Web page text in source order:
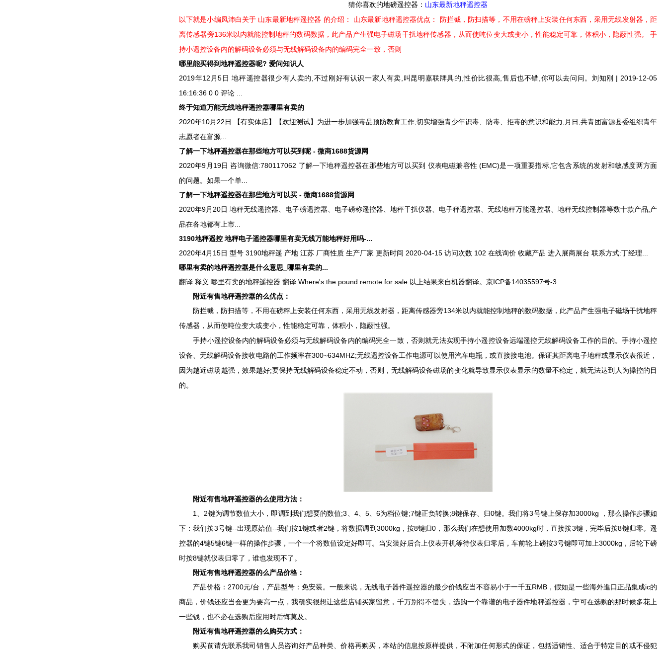
猜你喜欢的地磅遥控器： 山东最新地秤遥控器
以下就是小编凤沛白关于 山东最新地秤遥控器 的介绍： 山东最新地秤遥控器优点： 防拦截，防扫描等，不用在磅秤上安装任何东西，采用无线发射器，距
离传感器旁136米以内就能控制地秤的数码数据，此产品产生强电子磁场干扰地秤传感器，从而使吨位变大或变小，性能稳定可靠，体积小，隐蔽性强。 手
持小遥控设备内的解码设备必须与无线解码设备内的编码完全一致，否则
哪里能买得到地秤遥控器呢? 爱问知识人
2019年12月5日 地秤遥控器很少有人卖的,不过刚好有认识一家人有卖,叫昆明嘉联牌具的,性价比很高,售后也不错,你可以去问问。刘知刚 | 2019-12-05
16:16:36 0 0 评论 ...
终于知道万能无线地秤遥控器哪里有卖的
2020年10月22日 ​​【有实体店】【欢迎测试】为进一步加强毒品预防教育工作,切实增强青少年识毒、防毒、拒毒的意识和能力,月日,共青团富源县委组织青年
志愿者在富源...
了解一下地秤遥控器在那些地方可以买到呢 - 微商1688货源网
2020年9月19日 咨询微信:780117062 了解一下地秤遥控器在那些地方可以买到 仪表电磁兼容性 (EMC)是一项重要指标,它包含系统的发射和敏感度两方面
的问题。如果一个单...
了解一下地秤遥控器在那些地方可以买 - 微商1688货源网
2020年9月20日 地秤无线遥控器、电子磅遥控器、电子磅称遥控器、地秤干扰仪器、电子秤遥控器、无线地秤万能遥控器、地秤无线控制器等数十款产品,产
品在各地都有上市...
3190地秤遥控 地秤电子遥控器哪里有卖无线万能地秤好用吗-...
2020年4月15日 型号 3190地秤遥 产地 江苏 厂商性质 生产厂家 更新时间 2020-04-15 访问次数 102 在线询价 收藏产品 进入展商展台 联系方式:丁经理...
哪里有卖的地秤遥控器是什么意思_哪里有卖的...
翻译 释义 哪里有卖的地秤遥控器 翻译 Where's the pound remote for sale 以上结果来自机器翻译。京ICP备14035597号-3
附近有售地秤遥控器的么优点：
防拦截，防扫描等，不用在磅秤上安装任何东西，采用无线发射器，距离传感器旁134米以内就能控制地秤的数码数据，此产品产生强电子磁场干扰地秤
传感器，从而使吨位变大或变小，性能稳定可靠，体积小，隐蔽性强。
手持小遥控设备内的解码设备必须与无线解码设备内的编码完全一致，否则就无法实现手持小遥控设备远端遥控无线解码设备工作的目的。手持小遥控
设备、无线解码设备接收电路的工作频率在300~634MHZ;无线遥控设备工作电源可以使用汽车电瓶，或直接接电池。保证其距离电子地秤或显示仪表很近，
因为越近磁场越强，效果越好;要保持无线解码设备稳定不动，否则，无线解码设备磁场的变化就导致显示仪表显示的数量不稳定，就无法达到人为操控的目
的。
附近有售地秤遥控器的么使用方法：
1、2键为调节数值大小，即调到我们想要的数值;3、4、5、6为档位键;7键正负转换;8键保存、归0键。我们将3号键上保存加3000kg ，那么操作步骤如
下：我们按3号键--出现原始值--我们按1键或者2键，将数据调到3000kg，按8键归0，那么我们在想使用加数4000kg时，直接按3键，完毕后按8键归零。遥
控器的4键5键6键一样的操作步骤，一个一个将数值设定好即可。当安装好后合上仪表开机等待仪表归零后，车前轮上磅按3号键即可加上3000kg，后轮下磅
时按8键就仪表归零了，谁也发现不了。
附近有售地秤遥控器的么产品价格：
产品价格：2700元/台，产品型号：免安装。一般来说，无线电子器件遥控器的最少价钱应当不容易小于一千五RMB，假如是一些海外進口正品集成ic的
商品，价钱还应当会更为要高一点，我确实很想让这些店铺买家留意，千万别得不偿失，选购一个靠谱的电子器件地秤遥控器，宁可在选购的那时候多花上
一些钱，也不必在选购后应用时后悔莫及。
附近有售地秤遥控器的么购买方式：
购买前请先联系我司销售人员咨询好产品种类、价格再购买，本站的信息按原样提供，不附加任何形式的保证，包括适销性、适合于特定目的或不侵犯